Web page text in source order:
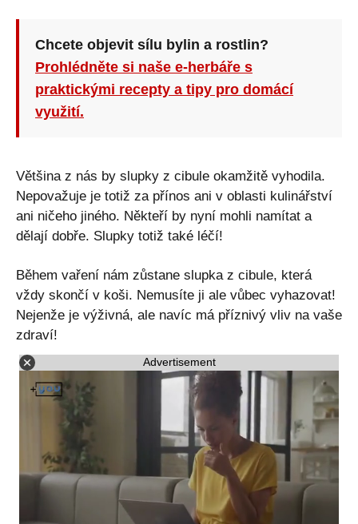
Chcete objevit sílu bylin a rostlin?
Prohlédněte si naše e-herbáře s
praktickými recepty a tipy pro domácí
využití.
Většina z nás by slupky z cibule okamžitě vyhodila.
Nepovažuje je totiž za přínos ani v oblasti kulinářství
ani ničeho jiného. Někteří by nyní mohli namítat a
dělají dobře. Slupky totiž také léčí!
Během vaření nám zůstane slupka z cibule, která
vždy skončí v koši. Nemusíte ji ale vůbec vyhazovat!
Nejenže je výživná, ale navíc má příznivý vliv na vaše
zdraví!
Advertisement